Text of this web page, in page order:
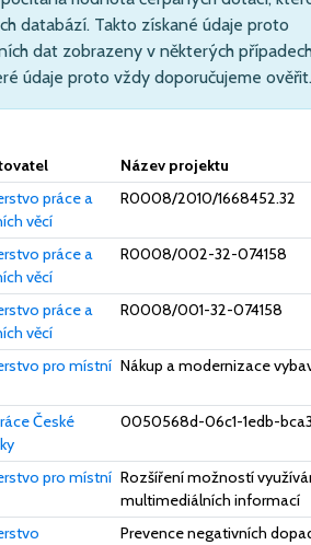
databází. Takto získané údaje proto
dat zobrazeny v některých
údaje proto vždy doporučujeme ověřit.
Název projektu
práce a
věcí
R0008/2010/1668452.32
práce a
věcí
R0008/002-32-074158
práce a
věcí
R0008/001-32-074158
pro místní Nákup a modernizace
České
0050568d-06c1-1edb-
pro místní Rozšíření možností
multimediálních informací
Prevence negativních